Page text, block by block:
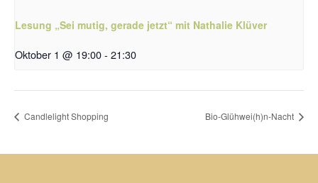
Lesung „Sei mutig, gerade jetzt“ mit Nathalie Klüver
Oktober 1 @ 19:00- 21:30
Candlelight Shopping Bio-Glühwei(h)n-Nacht